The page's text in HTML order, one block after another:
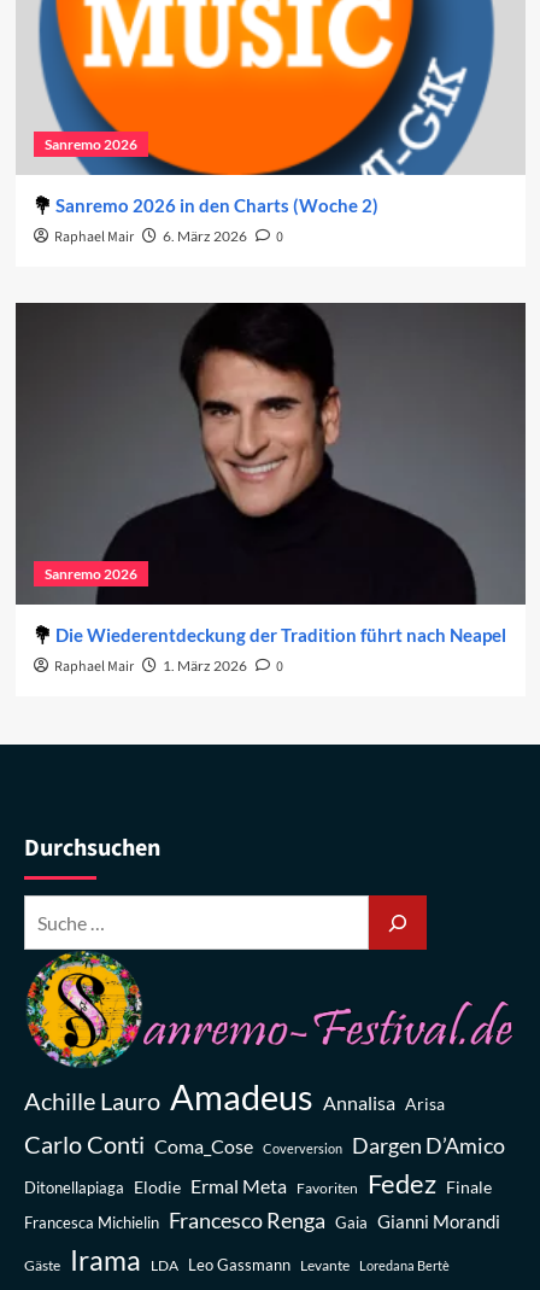
Sanremo 2026
Sanremo 2026 in den Charts (Woche 2)
Raphael Mair 6. März 2026 0
Sanremo 2026
Die Wiederentdeckung der Tradition führt nach Neapel
Raphael Mair 1. März 2026 0
Durchsuchen
Achille Lauro Amadeus Annalisa Arisa
Carlo Conti Coma_Cose Coverversion Dargen D’Amico
Ditonellapiaga Elodie Ermal Meta Favoriten Fedez Finale
Francesca Michielin Francesco Renga Gaia Gianni Morandi
Gäste Irama LDA Leo Gassmann Levante Loredana Bertè